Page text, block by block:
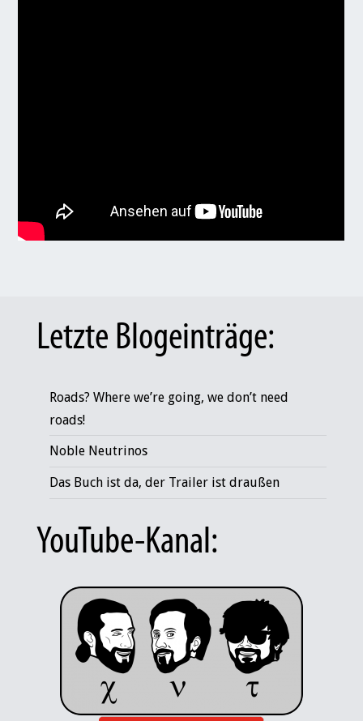
Letzte Blogeinträge:
Roads? Where we’re going, we don’t need
roads!
Noble Neutrinos
Das Buch ist da, der Trailer ist draußen
YouTube-Kanal: